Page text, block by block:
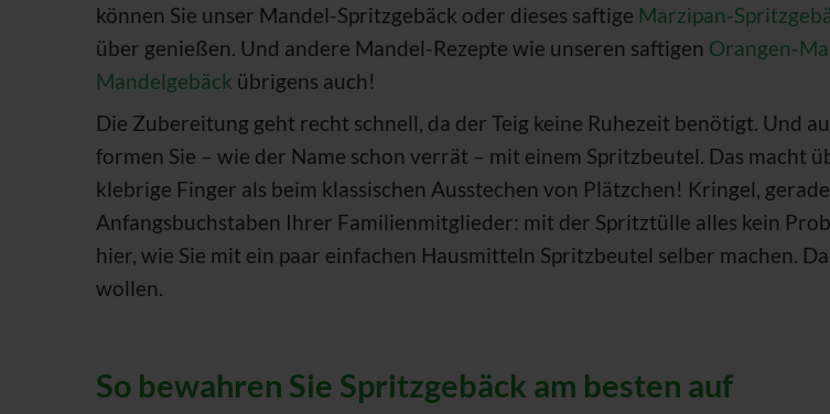
können Sie unser Mandel-Spritzgebäck oder dieses saftige Marzipan-
über genießen. Und andere Mandel-Rezepte wie unseren saftigen Orangen-
Mandelgebäck übrigens auch!
Die Zubereitung geht recht schnell, da der Teig keine Ruhezeit benötigt. Und
formen Sie – wie der Name schon verrät – mit einem Spritzbeutel. Das macht
klebrige Finger als beim klassischen Ausstechen von Plätzchen! Kringel,
Anfangsbuchstaben Ihrer Familienmitglieder: mit der Spritztülle alles kein
hier, wie Sie mit ein paar einfachen Hausmitteln Spritzbeutel selber machen.
wollen.
So bewahren Sie Spritzgebäck am besten auf